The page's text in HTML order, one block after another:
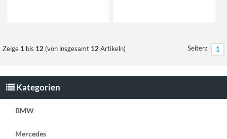
Zeige 1 bis 12 (von insgesamt 12 Artikeln) Seiten: 1
Kategorien
BMW
Mercedes